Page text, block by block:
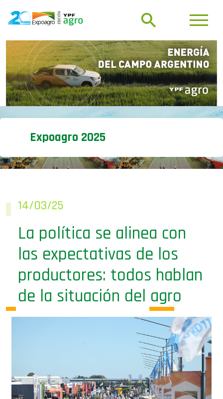
Expoagro 2025
14/03/25
La política se alinea con
las expectativas de los
productores: todos hablan
de la situación del agro